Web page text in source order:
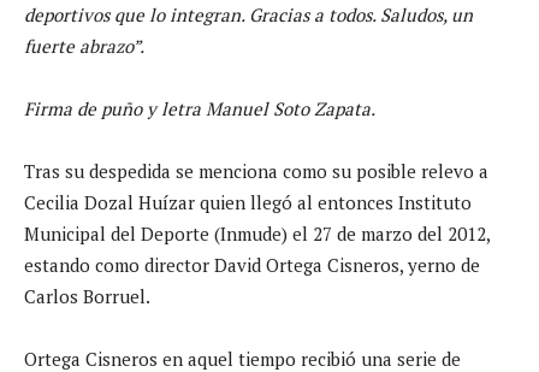
deportivos que lo integran. Gracias a todos. Saludos, un
fuerte abrazo”.
Firma de puño y letra Manuel Soto Zapata.
Tras su despedida se menciona como su posible relevo a
Cecilia Dozal Huízar quien llegó al entonces Instituto
Municipal del Deporte (Inmude) el 27 de marzo del 2012,
estando como director David Ortega Cisneros, yerno de
Carlos Borruel.
Ortega Cisneros en aquel tiempo recibió una serie de